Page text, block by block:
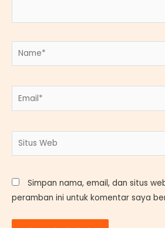
Name*
Email*
Situs
Simpan nama, email, dan situs
peramban ini untuk komentar saya